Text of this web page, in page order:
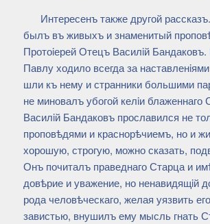
Интересенъ также другой
былъ въ живыхъ и знаменитый
Протоiерей Отецъ Василiй Бандаковъ.
Павлу ходило всегда за
шли къ нему и странники большими
не миновалъ убогой келiи
Василiй Бандаковъ прославился не
проповѣдями и краснорѣчиемъ, но и
хорошую, строгую, можно сказать,
Онъ почиталъ праведнаго Старца и
довѣрие и уважение, но ненавидящiй
рода человѣческаго, желая уязвить
завистью, внушилъ ему мысль гнать